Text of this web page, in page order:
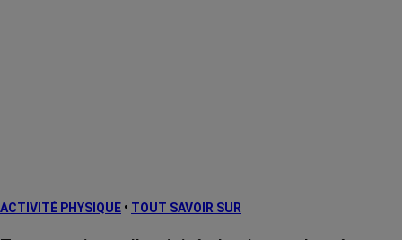
ACTIVITÉ PHYSIQUE • TOUT SAVOIR SUR